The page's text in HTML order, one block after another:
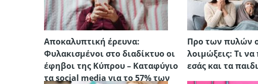
Αποκαλυπτική έρευνα:
Φυλακισμένοι στο διαδίκτυο οι
έφηβοι της Κύπρου – Καταφύγιο
τα social media για το 57% των
Προ των πυλών
λοιμώξεις: Τι
εσάς και τα